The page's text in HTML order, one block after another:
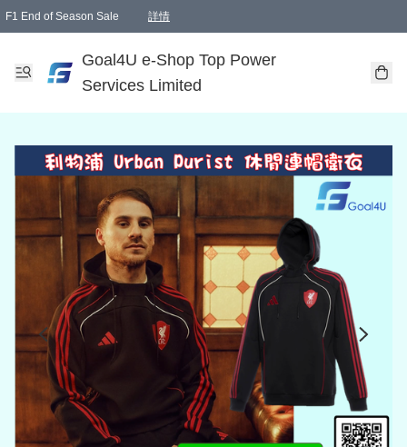
F1 End of Season Sale 詳情
Goal4U e-Shop Top Power
Services Limited